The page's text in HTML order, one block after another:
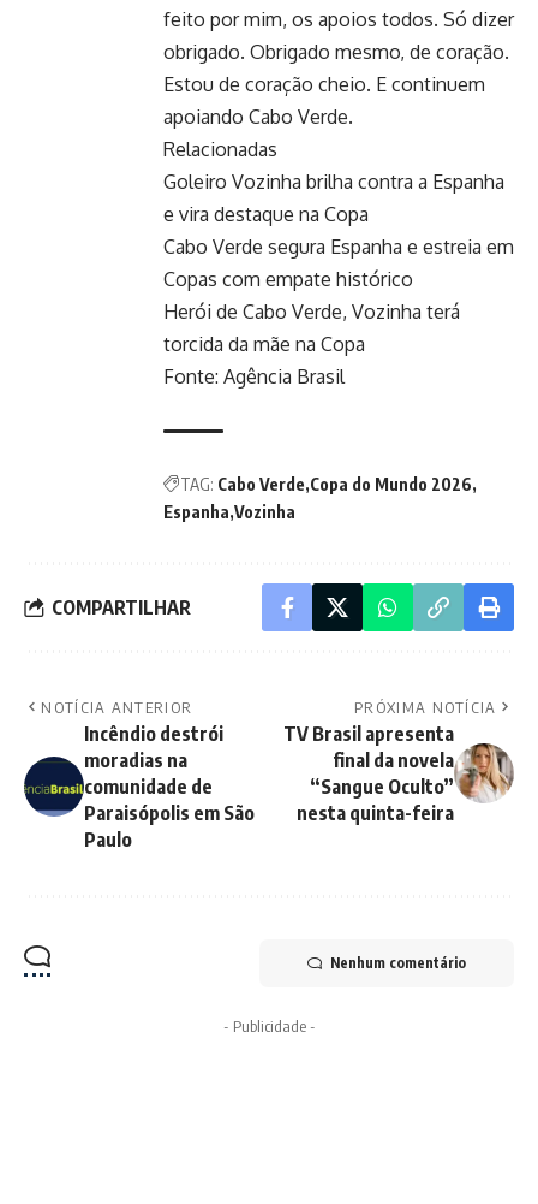
feito por mim, os apoios todos. Só dizer
obrigado. Obrigado mesmo, de coração.
Estou de coração cheio. E continuem
apoiando Cabo Verde.
Relacionadas
Goleiro Vozinha brilha contra a Espanha
e vira destaque na Copa
Cabo Verde segura Espanha e estreia em
Copas com empate histórico
Herói de Cabo Verde, Vozinha terá
torcida da mãe na Copa
Fonte: Agência Brasil
TAG: Cabo Verde Copa do Mundo 2026
Espanha Vozinha
COMPARTILHAR
NOTÍCIA ANTERIOR
Incêndio destrói
moradias na
comunidade de
Paraisópolis em São
Paulo
PRÓXIMA NOTÍCIA
TV Brasil apresenta
final da novela
“Sangue Oculto”
nesta quinta-feira
Nenhum comentário
- Publicidade -